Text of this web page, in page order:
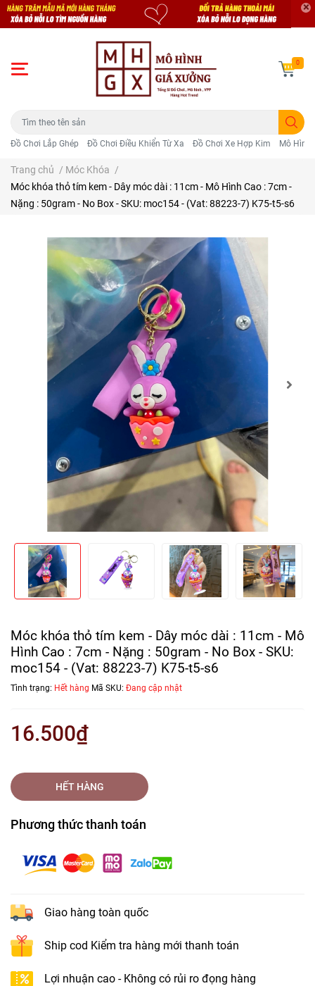
Đồ Chơi Lắp Ghép Đồ Chơi Điều Khiển Từ Xa Đồ Chơi Xe Hợp Kim Mô Hình
0
Trang chủ / Móc Khóa /
Móc khóa thỏ tím kem - Dây móc dài : 11cm - Mô Hình Cao : 7cm -
Nặng : 50gram - No Box - SKU: moc154 - (Vat: 88223-7) K75-t5-s6
Móc khóa thỏ tím kem - Dây móc dài : 11cm - Mô
Hình Cao : 7cm - Nặng : 50gram - No Box - SKU:
moc154 - (Vat: 88223-7) K75-t5-s6
Tình trạng: Hết hàng Mã SKU: Đang cập nhật
16.500₫
HẾT HÀNG
Phương thức thanh toán
Giao hàng toàn quốc
Ship cod Kiểm tra hàng mới thanh toán
Lợi nhuận cao - Không có rủi ro đọng hàng